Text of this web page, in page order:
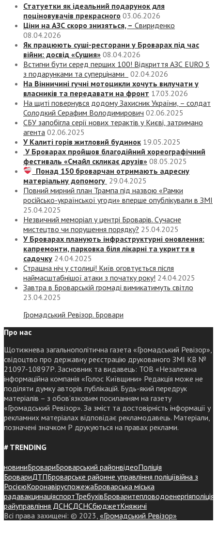
Статуетки як ідеальний подарунок для
поціновувачів прекрасного 03.06.2026
Ціни на АЗС скоро знизяться, – Свириденко
08.04.2026
Як працюють суші-ресторани у Броварах під час
війни: досвід «Сушия» 08.04.2026
Встигни бути серед перших 100! Відкриття АЗС EURO 5
з подарунками та суперцінами
02.04.2026
На Вінничині гучні мотоцикли хочуть вилучати у
власників та передавати на фронт 17.03.2026
На щиті повернувся додому Захисник України, – солдат
Солодкий Серафим Володимирович 02.06.2025
СБУ запобігла серії нових терактів у Києві, затримано
агента 02.06.2025
У Калиті горів житловий будинок 19.05.2025
У Броварах пройшов благодійний хореографічний
фестиваль «Смайл скликає друзів» 08.05.2025
Понад 150 броварчан отримають адресну
матеріальну допомогу 29.04.2025
Повний мирний план Трампа під назвою «‎Рамки
російсько-української угоди» вперше опублікували в ЗМІ
25.04.2025
Незвичний меморіал у центрі Броварів. Сучасне
мистецтво чи порушення порядку? 25.04.2025
У Броварах планують інфраструктурні оновлення:
капремонти, парковка біля лікарні та укриття в
садочку 24.04.2025
Страшна ніч у столиці! Київ оговтується після
наймасштабнішої атаки з початку року! 24.04.2025
Завтра в Броварській громаді вимикатимуть світло
23.04.2025
Громадський Ревізор. Бровари
Про нас
Щотижнева загальнополітична газета «Громадський Ревізор»,
свідоцтво про державну реєстрацію друкованого ЗМІ КВ №
21097-10897Р. Засновник та видавець: ТОВ «Незалежна
інформаційна компанія «Голос Київщини» Редакція може не
поділяти думку авторів публікацій. Будь-який передрук
матеріалів – з обов’язковим посиланням на газету
«Громадський Ревізор». За зміст та достовірність інформації у
рекламних матеріалах відповідає рекламодавець. Матеріали,
позначені значком Р друкуються на правах реклами.
# TRENDING
новиниБровариБроварський районвідеоПоліція
БровариДТПБроварське районне управління поліціївійна з
РосієюКоронавіруспожежаБроварська міська
радавакцинаціяспортТребухівБроваритепловодоенергіяполіція
райуправління ДСНСДСНСбюджетКняжичі
Всі права захищені: © 2023, «Громадський Ревізор»